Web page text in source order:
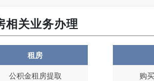
相关业务办理
租房
公积金租房提取 购